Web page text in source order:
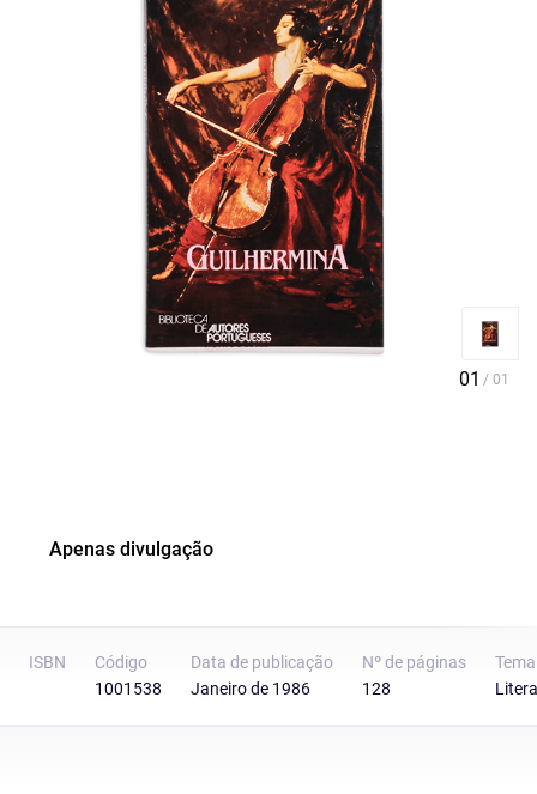
Apenas divulgação
ISBN
Código
1001538
Data de publicação
Janeiro de 1986
Nº de páginas
128
Tema